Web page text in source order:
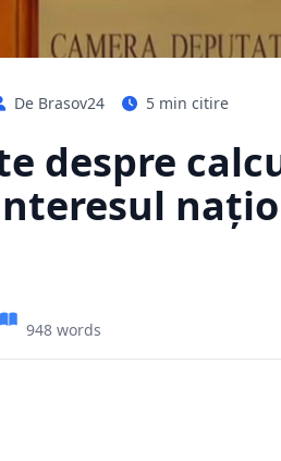
De Brasov24 5 min citire
despre
948 words